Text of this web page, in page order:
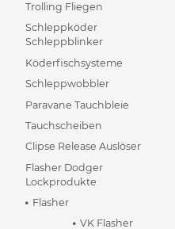
Trolling Fliegen
Schleppköder
Schleppblinker
Köderfischsysteme
Schleppwobbler
Paravane Tauchbleie
Tauchscheiben
Clipse Release Auslöser
Flasher Dodger
Lockprodukte
Flasher
VK Flasher